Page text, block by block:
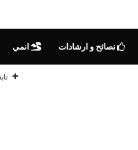
نصائح و ارشادات انمي